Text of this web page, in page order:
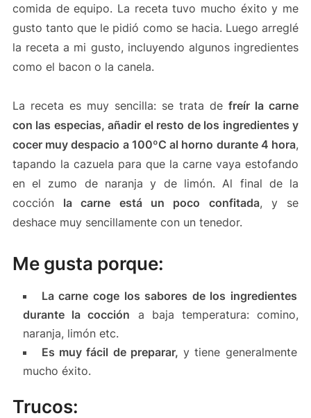
comida de equipo. La receta tuvo mucho éxito y me
gusto tanto que le pidió como se hacia. Luego arreglé
la receta a mi gusto, incluyendo algunos ingredientes
como el bacon o la canela.
La receta es muy sencilla: se trata defreír la carne
con las especias, añadir el resto de los ingredientes y
cocer muy despacio a 100ºC al horno durante 4 hora,
tapando la cazuela para que la carne vaya estofando
en el zumo de naranja y de limón. Al final de la
cocción la carne está un poco confitada, y se
deshace muy sencillamente con un tenedor.
Me gusta porque:
La carne coge los sabores de los ingredientes
durante la cocción a baja temperatura: comino,
naranja, limón etc.
Es muy fácil de preparar, y tiene generalmente
mucho éxito.
Trucos: